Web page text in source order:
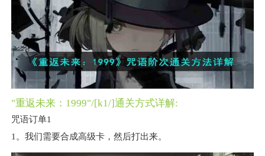
"重返未来：1999"/[k1/]通关方式详解:
咒语订单1
1。我们需要合成高级卡，然后打出来。